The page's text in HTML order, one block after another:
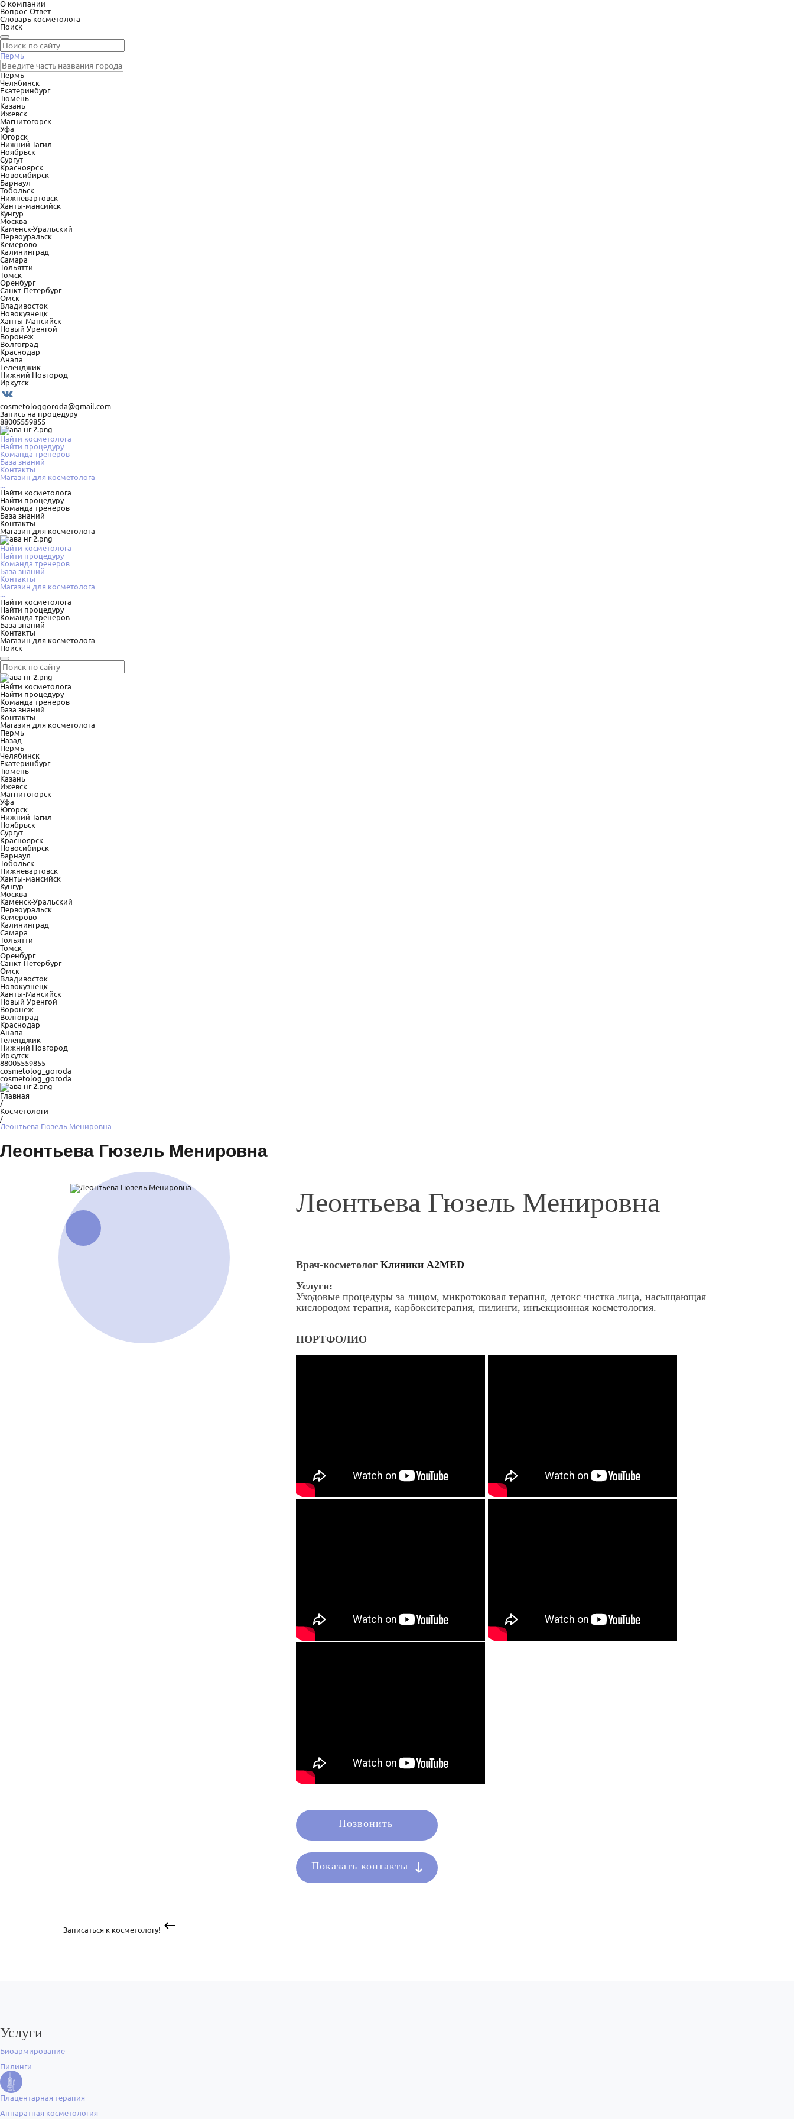
О компании
Вопрос-Ответ
Словарь косметолога
Поиск
Пермь
Пермь
Челябинск
Екатеринбург
Тюмень
Казань
Ижевск
Магнитогорск
Уфа
Югорск
Нижний Тагил
Ноябрьск
Сургут
Красноярск
Новосибирск
Барнаул
Тобольск
Нижневартовск
Ханты-мансийск
Кунгур
Москва
Каменск-Уральский
Первоуральск
Кемерово
Калининград
Самара
Тольятти
Томск
Оренбург
Санкт-Петербург
Омск
Владивосток
Новокузнецк
Ханты-Мансийск
Новый Уренгой
Воронеж
Волгоград
Краснодар
Анапа
Геленджик
Нижний Новгород
Иркутск
cosmetologgoroda@gmail.com
Запись на процедуру
88005559855
Найти косметолога
Найти процедуру
Команда тренеров
База знаний
Контакты
Магазин для косметолога
...
Найти косметолога
Найти процедуру
Команда тренеров
База знаний
Контакты
Магазин для косметолога
Найти косметолога
Найти процедуру
Команда тренеров
База знаний
Контакты
Магазин для косметолога
...
Найти косметолога
Найти процедуру
Команда тренеров
База знаний
Контакты
Магазин для косметолога
Поиск
Найти косметолога
Найти процедуру
Команда тренеров
База знаний
Контакты
Магазин для косметолога
Пермь
Назад
Пермь
Челябинск
Екатеринбург
Тюмень
Казань
Ижевск
Магнитогорск
Уфа
Югорск
Нижний Тагил
Ноябрьск
Сургут
Красноярск
Новосибирск
Барнаул
Тобольск
Нижневартовск
Ханты-мансийск
Кунгур
Москва
Каменск-Уральский
Первоуральск
Кемерово
Калининград
Самара
Тольятти
Томск
Оренбург
Санкт-Петербург
Омск
Владивосток
Новокузнецк
Ханты-Мансийск
Новый Уренгой
Воронеж
Волгоград
Краснодар
Анапа
Геленджик
Нижний Новгород
Иркутск
88005559855
cosmetolog_goroda
cosmetolog_goroda
Главная
/
Косметологи
/
Леонтьева Гюзель Менировна
Леонтьева Гюзель Менировна
Леонтьева Гюзель Менировна
Врач-косметолог Клиники A2MED
Услуги:
Уходовые процедуры за лицом, микротоковая терапия, детокс чистка лица, насыщающая
кислородом терапия, карбокситерапия, пилинги, инъекционная косметология.
ПОРТФОЛИО
Позвонить
Показать контакты
Записаться к косметологу!
Услуги
Биоармирование
Пилинги
Плацентарная терапия
Аппаратная косметология